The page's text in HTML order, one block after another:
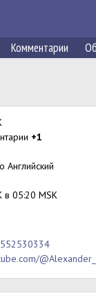
Комментарии
+1
Английский
в 05:20 MSK